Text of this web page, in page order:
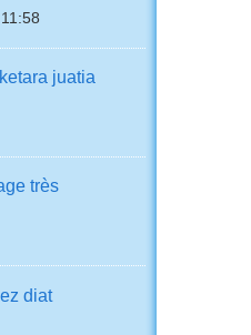
juatia
très
diat